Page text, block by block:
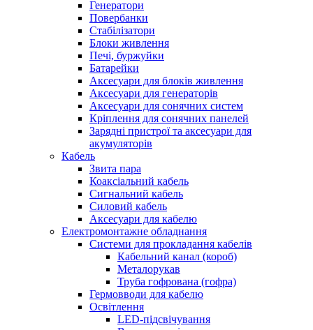
Генератори
Повербанки
Стабілізатори
Блоки живлення
Печі, буржуйки
Батарейки
Аксесуари для блоків живлення
Аксесуари для генераторів
Аксесуари для сонячних систем
Кріплення для сонячних панелей
Зарядні пристрої та аксесуари для
акумуляторів
Кабель
Звита пара
Коаксіальний кабель
Сигнальний кабель
Силовий кабель
Аксесуари для кабелю
Електромонтажне обладнання
Системи для прокладання кабелів
Кабельний канал (короб)
Металорукав
Труба гофрована (гофра)
Гермовводи для кабелю
Освітлення
LED-підсвічування